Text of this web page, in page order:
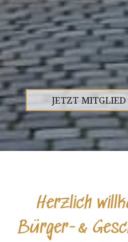
JETZT
Herzlich
Bürger-&